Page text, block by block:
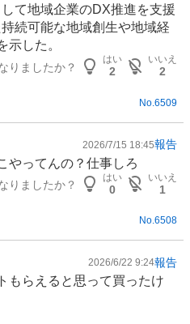
て地域企業のDX推進を支援
続可能な地域創生や地域経
示した。
りましたか？
はい
2
いいえ
2
No. 6509
2026/7/15 18:45報告
やってんの？仕事しろ
りましたか？
はい
0
いいえ
1
No.6508
2026/6/22 9:24報告
もらえると思って買ったけ